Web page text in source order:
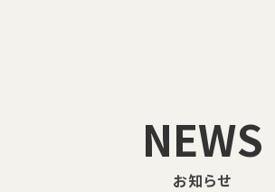
NEWS
お知らせ